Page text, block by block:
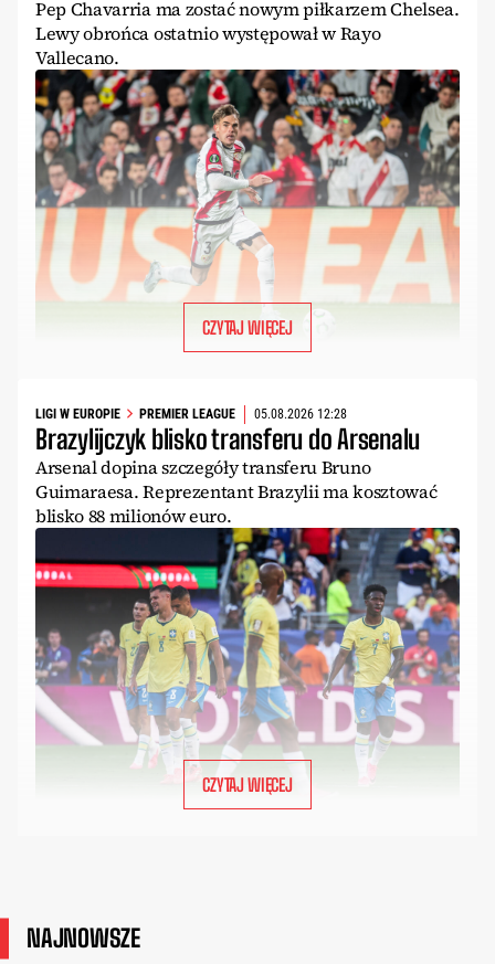
Pep Chavarria ma zostać nowym piłkarzem Chelsea.
Lewy obrońca ostatnio występował w Rayo
Vallecano.
CZYTAJ WIĘCEJ
LIGI W EUROPIE PREMIER LEAGUE 05.08.2026 12:28
Brazylijczyk blisko transferu do Arsenalu
Arsenal dopina szczegóły transferu Bruno
Guimaraesa. Reprezentant Brazylii ma kosztować
blisko 88 milionów euro.
CZYTAJ WIĘCEJ
NAJNOWSZE